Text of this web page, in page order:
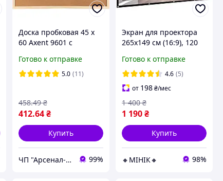
Доска пробковая 45 х
60 Axent 9601 с
крепежа. Мудборд
Готово к отправке
5.0 (11)
412.64 ₴
458.49 ₴
Купить
ЧП "Арсенал-У" 99%
Экран для проектора
265x149 см (16:9), 120
Готово к отправке
4.6 (5)
от 198₴/мес
1 190₴
1 400 ₴
Купить
🔸МІНІК🔸 98%